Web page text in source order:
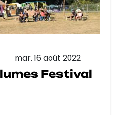
mar. 16 août 2022
Festival